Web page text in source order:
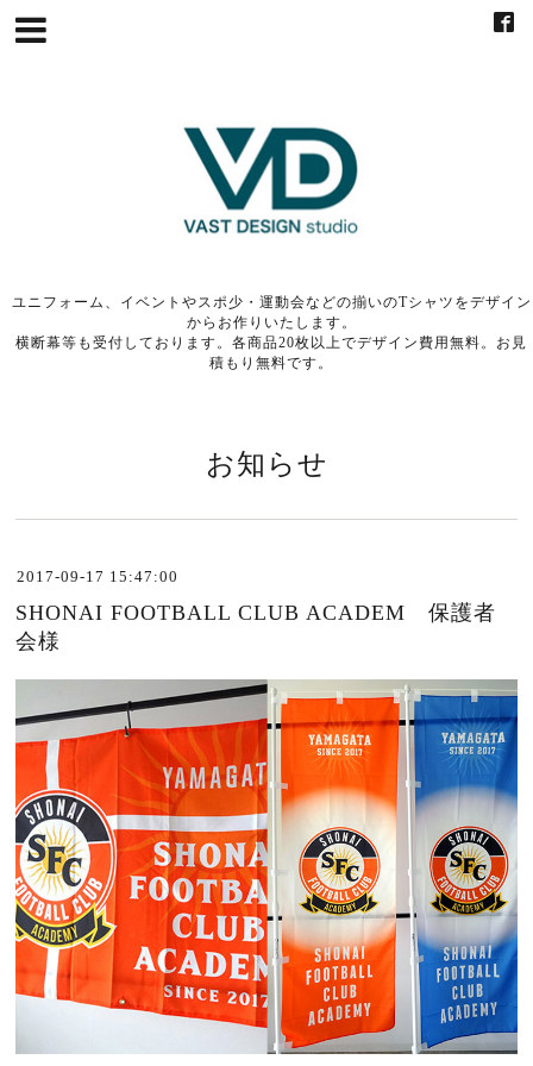
ユニフォーム、イベントやスポ少・運動会などの揃いのTシャツをデザイン
からお作りいたします。
横断幕等も受付しております。各商品20枚以上でデザイン費用無料。お見
積もり無料です。
お知らせ
2017-09-17 15:47:00
SHONAI FOOTBALL CLUB ACADEM 保護者
会様